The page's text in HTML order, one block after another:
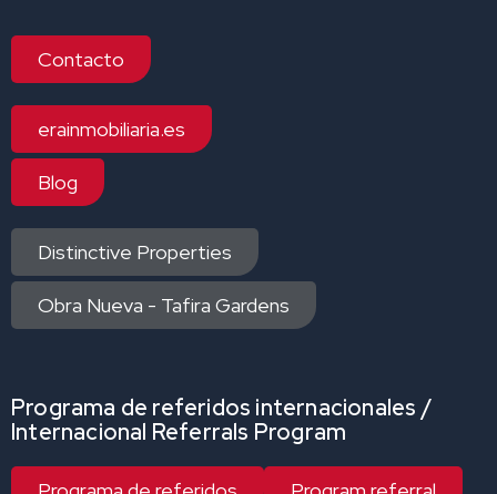
Contacto
erainmobiliaria.es
Blog
Distinctive Properties
Obra Nueva - Tafira Gardens
Programa de referidos internacionales /
Internacional Referrals Program